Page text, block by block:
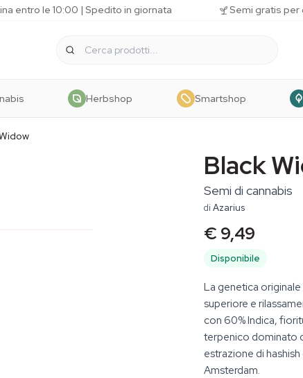
entro le 10:00 | Spedito in giornata Semi gratis per
Herbshop Smartshop
Black
Semi di cannabis
di Azarius
€ 9,49
Disponibile
La genetica
superiore e
con 60% Indica,
terpenico dominato
estrazione di hashish
Amsterdam.